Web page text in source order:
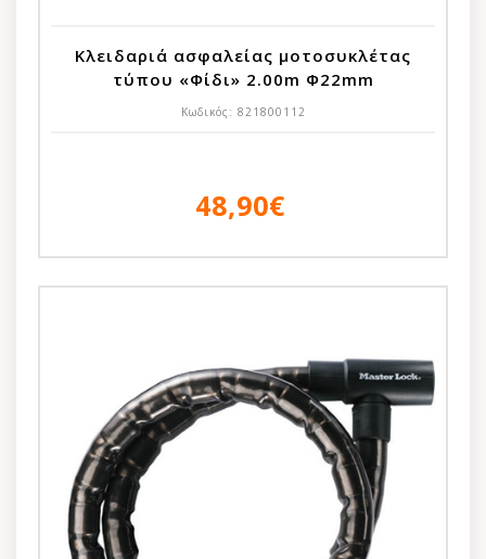
Κλειδαριά ασφαλείας μοτοσυκλέτας
τύπου «Φίδι» 2.00m Φ22mm
Κωδικός: 821800112
48,90€